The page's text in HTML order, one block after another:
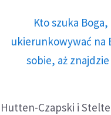
Kto szuka
ukierunkowywać na
sobie, aż
Hutten-Czapski i